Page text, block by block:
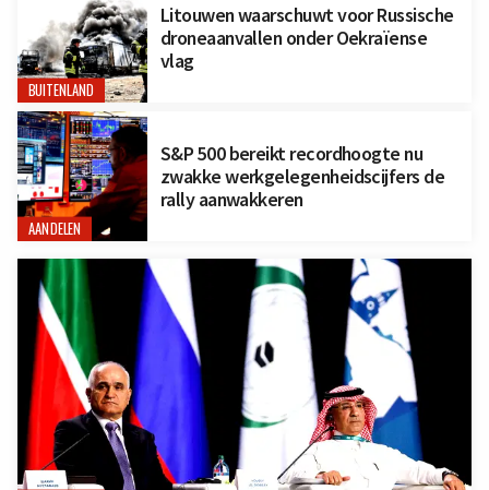
BUITENLAND
Litouwen waarschuwt voor Russische
droneaanvallen onder Oekraïense
vlag
AANDELEN
S&P 500 bereikt recordhoogte nu
zwakke werkgelegenheidscijfers de
rally aanwakkeren